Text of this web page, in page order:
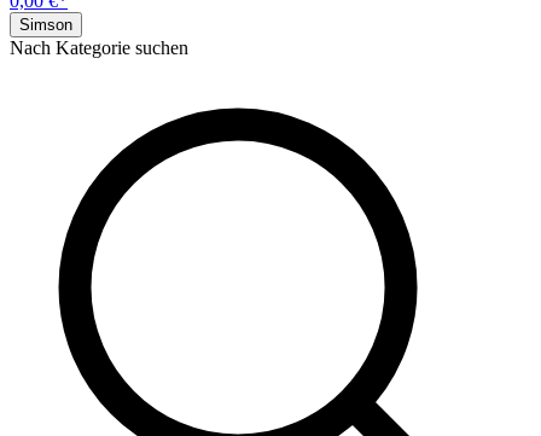
Simson
Nach Kategorie suchen